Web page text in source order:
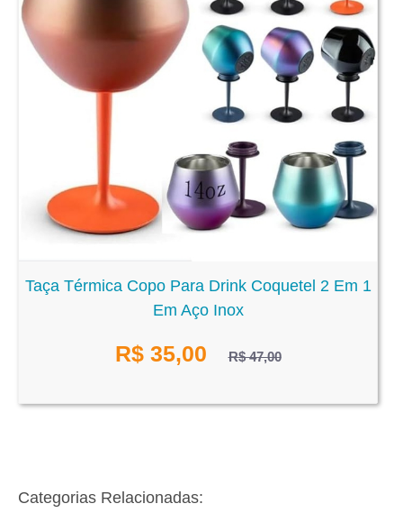
Taça Térmica Copo Para Drink Coquetel 2 Em 1
Em Aço Inox
R$ 35,00 R$ 47,00
Categorias Relacionadas: